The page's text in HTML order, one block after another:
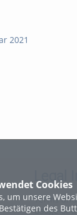
Cookies
um unsere
des
2021
Legal
Terms
Usage of